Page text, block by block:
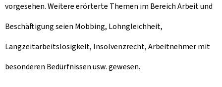
vorgesehen. Weitere erörterte Themen im Bereich Arbeit und
Beschäftigung seien Mobbing, Lohngleichheit,
Langzeitarbeitslosigkeit, Insolvenzrecht, Arbeitnehmer mit
besonderen Bedürfnissen usw. gewesen.